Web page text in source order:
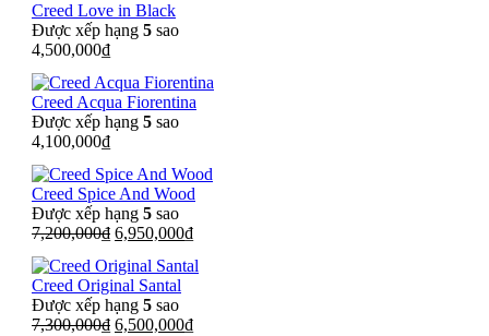
Creed Love in Black
Được xếp hạng 5 sao
4,500,000₫
Creed Acqua Fiorentina
Được xếp hạng 5 sao
4,100,000₫
Creed Spice And Wood
Được xếp hạng 5 sao
7,200,000₫ Giá
là:
7,200,000₫.
6,950,000₫Giá
tại
Creed Original Santal
Được xếp hạng 5 sao
7,300,000₫ Giá
6,500,000₫Giá